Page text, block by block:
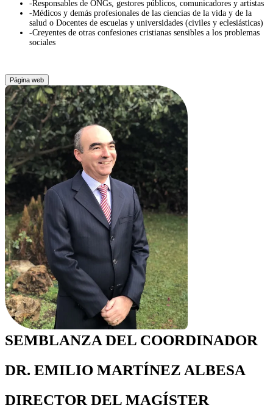
-Responsables de ONGs, gestores públicos, comunicadores y artistas
-Médicos y demás profesionales de las ciencias de la vida y de la
salud o Docentes de escuelas y universidades (civiles y eclesiásticas)
-Creyentes de otras confesiones cristianas sensibles a los problemas
sociales
Página web
SEMBLANZA DEL COORDINADOR
DR. EMILIO MARTÍNEZ ALBESA
DIRECTOR DEL MAGÍSTER